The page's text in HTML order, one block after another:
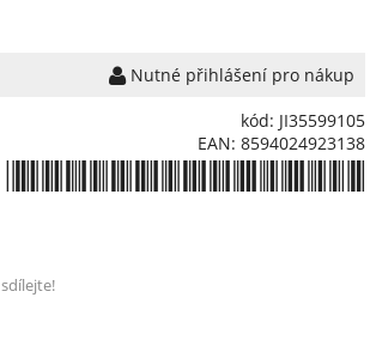
Nutné přihlášení pro nákup
kód: JI35599105
EAN: 8594024923138
sdílejte!